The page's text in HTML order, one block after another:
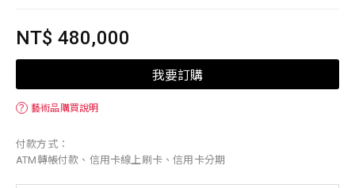
NT$ 480,000
我要訂購
？ 藝術品購買說明
付款方式：
ATM轉帳付款、信用卡線上刷卡、信用卡分期